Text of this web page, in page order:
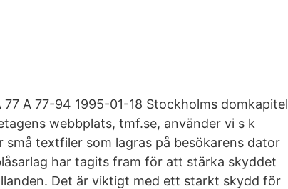
A 77-94 1995-01-18 Stockholms domkapitel
webbplats, tmf.se, använder vi s k
små textfiler som lagras på besökarens dator
har tagits fram för att stärka skyddet
Det är viktigt med ett starkt skydd för